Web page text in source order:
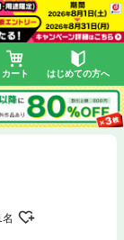
カート はじめての方へ